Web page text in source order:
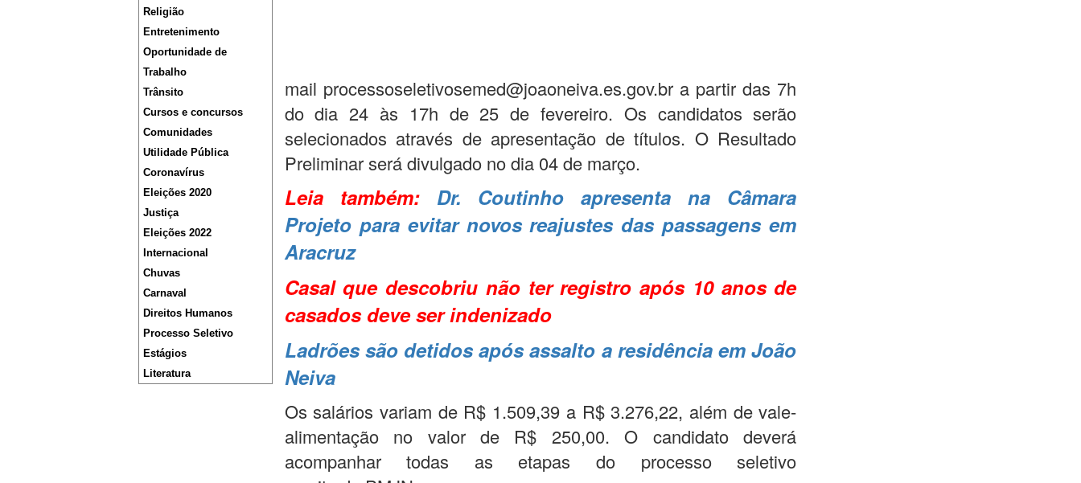
Religião
Entretenimento
Oportunidade de
Trabalho
Trânsito
Cursos e concursos
Comunidades
Utilidade Pública
Coronavírus
Eleições 2020
Justiça
Eleições 2022
Internacional
Chuvas
Carnaval
Direitos Humanos
Processo Seletivo
Estágios
Literatura
mail processoseletivosemed@joaoneiva.es.gov.br a partir das 7h
do dia 24 às 17h de 25 de fevereiro. Os candidatos serão
selecionados através de apresentação de títulos. O Resultado
Preliminar será divulgado no dia 04 de março.
Leia também: Dr. Coutinho apresenta na Câmara
Projeto para evitar novos reajustes das passagens em
Aracruz
Casal que descobriu não ter registro após 10 anos de
casados deve ser indenizado
Ladrões são detidos após assalto a residência em João
Neiva
Os salários variam de R$ 1.509,39 a R$ 3.276,22, além de vale-
alimentação no valor de R$ 250,00. O candidato deverá
acompanhar todas as etapas do processo seletivo